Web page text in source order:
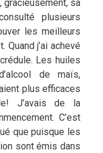
gracieusement, sa
plusieurs
les meilleurs
j’ai achevé
Les huiles
de maïs,
plus efficaces
J’avais de la
C’est
que puisque les
sont émis dans